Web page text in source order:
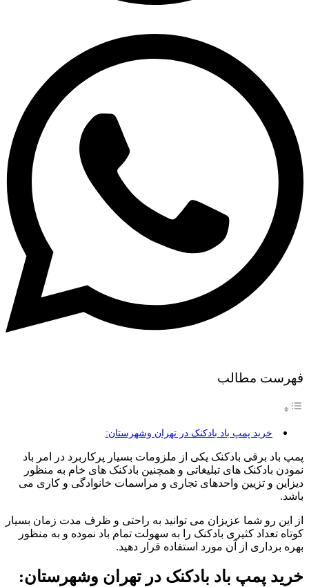
فهرست مطالب
خرید پمپ باد بادکنک در تهران وشهرستان:
پمپ باد برقی بادکنک یکی از ملزومات بسیار پرکاربرد در امر باد
نمودن بادکنک های تبلیغاتی و همچنین بادکنک های خام به منظور
دیزاین و تزیین واحدهای تجاری و مراسمات خانوادگی و کاری می
باشد.
از این رو شما عزیزان می توانید به راحتی و ظرف مدت زمان بسیار
کوتاه تعداد کثیری بادکنک را به سهولت تمام باد نموده و به منظور
بهره برداری از آن مورد استفاده قرار دهید.
خرید پمپ باد بادکنک در تهران وشهرستان: